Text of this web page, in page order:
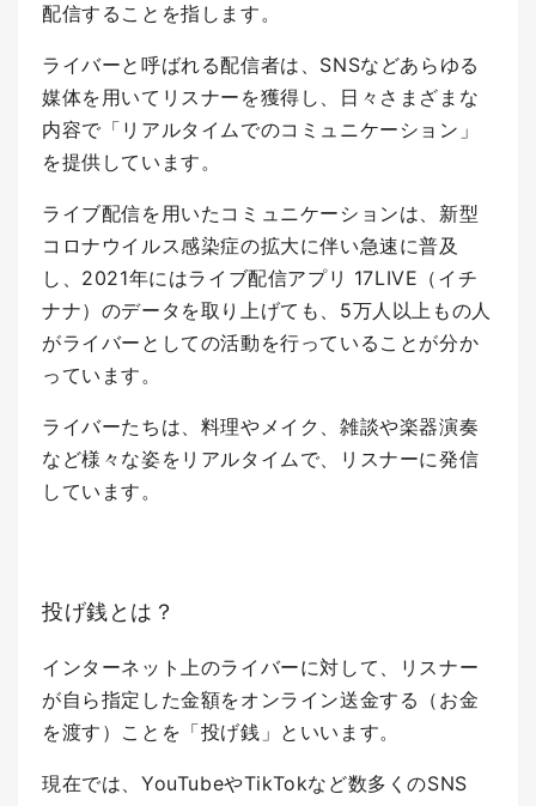
配信することを指します。
ライバーと呼ばれる配信者は、SNSなどあらゆる
媒体を用いてリスナーを獲得し、日々さまざまな
内容で「リアルタイムでのコミュニケーション」
を提供しています。
ライブ配信を用いたコミュニケーションは、新型
コロナウイルス感染症の拡大に伴い急速に普及
し、2021年にはライブ配信アプリ 17LIVE（イチ
ナナ）のデータを取り上げても、5万人以上もの人
がライバーとしての活動を行っていることが分か
っています。
ライバーたちは、料理やメイク、雑談や楽器演奏
など様々な姿をリアルタイムで、リスナーに発信
しています。
投げ銭とは？
インターネット上のライバーに対して、リスナー
が自ら指定した金額をオンライン送金する（お金
を渡す）ことを「投げ銭」といいます。
現在では、YouTubeやTikTokなど数多くのSNS